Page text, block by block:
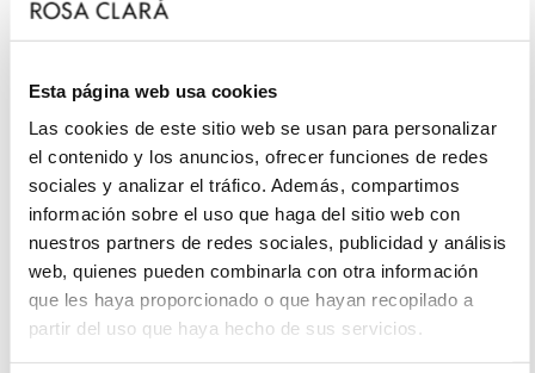
Esta página web usa cookies
Las cookies de este sitio web se usan para personalizar
el contenido y los anuncios, ofrecer funciones de redes
sociales y analizar el tráfico. Además, compartimos
información sobre el uso que haga del sitio web con
nuestros partners de redes sociales, publicidad y análisis
web, quienes pueden combinarla con otra información
que les haya proporcionado o que hayan recopilado a
partir del uso que haya hecho de sus servicios.